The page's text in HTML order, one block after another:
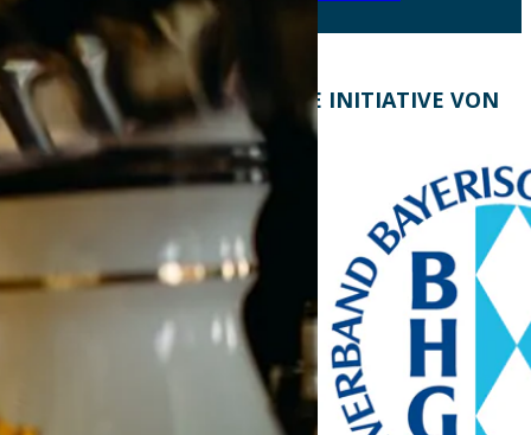
KONTAKT EINE INITIATIVE VON
Bayern Tourist Gmbh
(BTG)
Türkenstraße 7
80333 München
Telefon: +49 89 28760-
Fax: +49 89 28760-121
bayerischekueche@btg-
service.de